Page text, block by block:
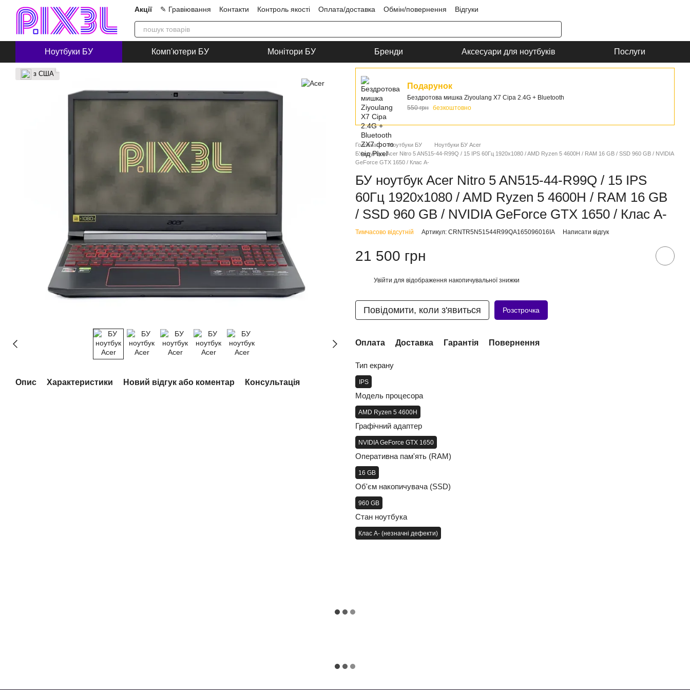
Перейти до основного контенту Акції ✎ Гравіювання Контакти Контроль якості Оплата/доставка Обмін/повернення
Відгуки
Про нас
Блог Співпраця Угода користувача
Ноутбуки БУ Комп'ютери БУ Монітори БУ Бренди Аксесуари для ноутбуків Послуги
з США
Опис Характеристики Новий відгук або коментар Консультація
Подарунок
Бездротова мишка Ziyoulang X7 Сіра 2.4G + Bluetooth
550 грн безкоштовно
Головна Ноутбуки БУ
Ноутбуки БУ Acer
БУ ноутбук Acer Nitro 5 AN515-44-R99Q / 15 IPS 60Гц 1920x1080 / AMD Ryzen 5 4600H / RAM 16 GB / SSD 960 GB / NVIDIA
GeForce GTX 1650 / Клас A-
БУ ноутбук Acer Nitro 5 AN515-44-R99Q / 15 IPS
60Гц 1920x1080 / AMD Ryzen 5 4600H / RAM 16 GB
/ SSD 960 GB / NVIDIA GeForce GTX 1650 / Клас A-
Тимчасово відсутній Артикул: CRNTR5N51544R99QA165096016IA Написати відгук
21 500 грн
Увійти для відображення накопичувальної знижки
Повідомити, коли з'явиться Розстрочка
Оплата Доставка Гарантія Повернення
Тип екрану
IPS
Модель процесора
AMD Ryzen 5 4600H
Графічний адаптер
NVIDIA GeForce GTX 1650
Оперативна пам'ять (RAM)
16 GB
Об'єм накопичувача (SSD)
960 GB
Стан ноутбука
Клас A- (незначні дефекти)